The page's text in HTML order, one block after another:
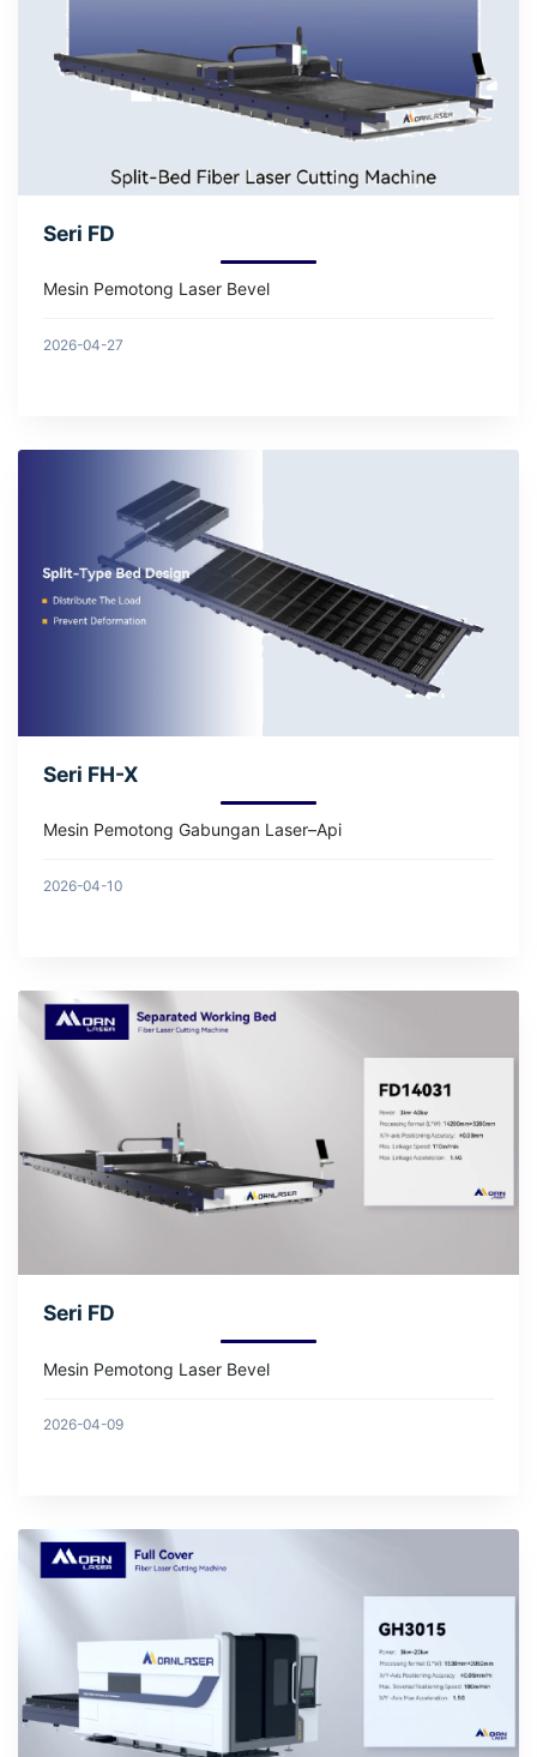
Seri FD
Mesin Pemotong Laser Bevel
2026-04-27
Seri FH-X
Mesin Pemotong Gabungan Laser–Api
2026-04-10
Seri FD
Mesin Pemotong Laser Bevel
2026-04-09